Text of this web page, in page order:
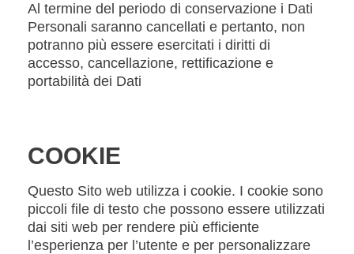
Al termine del periodo di conservazione i Dati
Personali saranno cancellati e pertanto, non
potranno più essere esercitati i diritti di
accesso, cancellazione, rettificazione e
portabilità dei Dati
COOKIE
Questo Sito web utilizza i cookie. I cookie sono
piccoli file di testo che possono essere utilizzati
dai siti web per rendere più efficiente
l’esperienza per l’utente e per personalizzare